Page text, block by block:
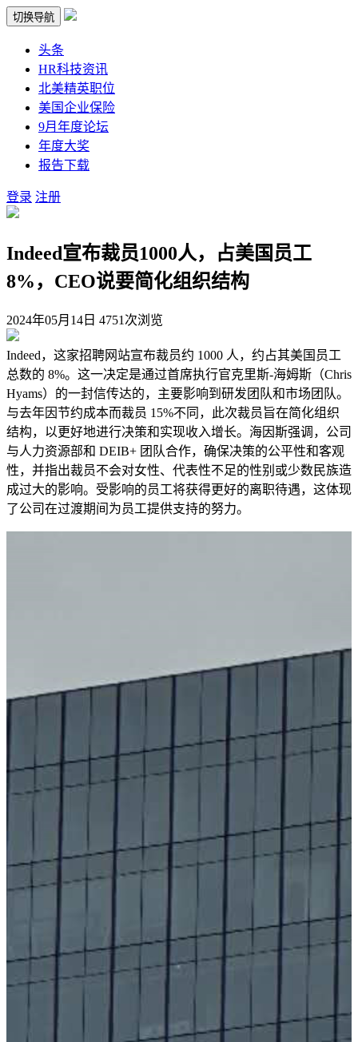
切换导航
头条
HR科技资讯
北美精英职位
美国企业保险
9月年度论坛
年度大奖
报告下载
登录 注册
Indeed宣布裁员1000人，占美国员工
8%，CEO说要简化组织结构
2024年05月14日 4751次浏览
Indeed，这家招聘网站宣布裁员约 1000 人，约占其美国员工
总数的 8%。这一决定是通过首席执行官克里斯-海姆斯（Chris
Hyams）的一封信传达的，主要影响到研发团队和市场团队。
与去年因节约成本而裁员 15%不同，此次裁员旨在简化组织
结构，以更好地进行决策和实现收入增长。海因斯强调，公司
与人力资源部和 DEIB+ 团队合作，确保决策的公平性和客观
性，并指出裁员不会对女性、代表性不足的性别或少数民族造
成过大的影响。受影响的员工将获得更好的离职待遇，这体现
了公司在过渡期间为员工提供支持的努力。